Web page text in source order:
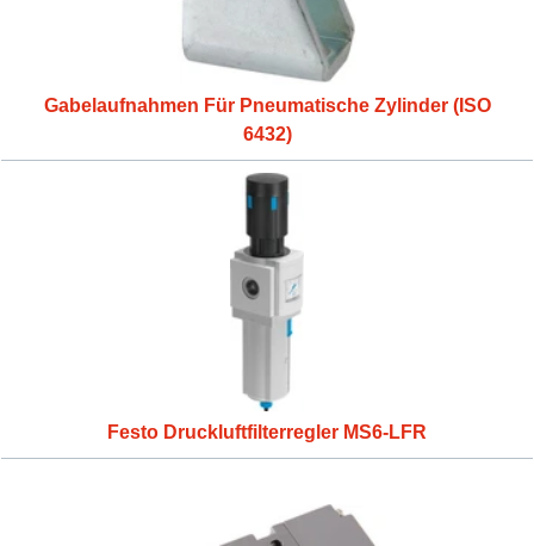
Gabelaufnahmen Für Pneumatische Zylinder (ISO
6432)
Festo Druckluftfilterregler MS6-LFR